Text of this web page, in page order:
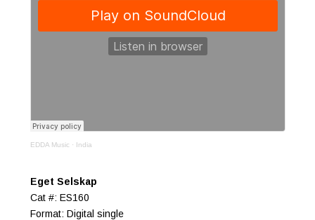
EDDA Music · India
Eget Selskap
Cat #: ES160
Format: Digital single